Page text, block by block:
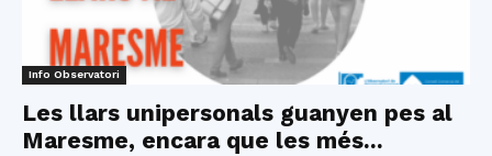
Info Observatori
Les llars unipersonals guanyen pes al
Maresme, encara que les més...